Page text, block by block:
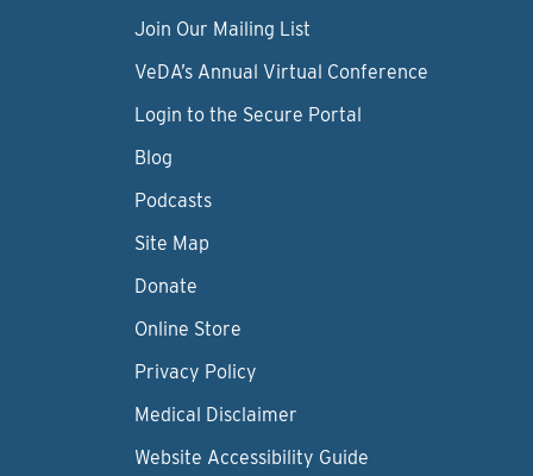
Join Our Mailing List
VeDA’s Annual Virtual Conference
Login to the Secure Portal
Blog
Podcasts
Site Map
Donate
Online Store
Privacy Policy
Medical Disclaimer
Website Accessibility Guide